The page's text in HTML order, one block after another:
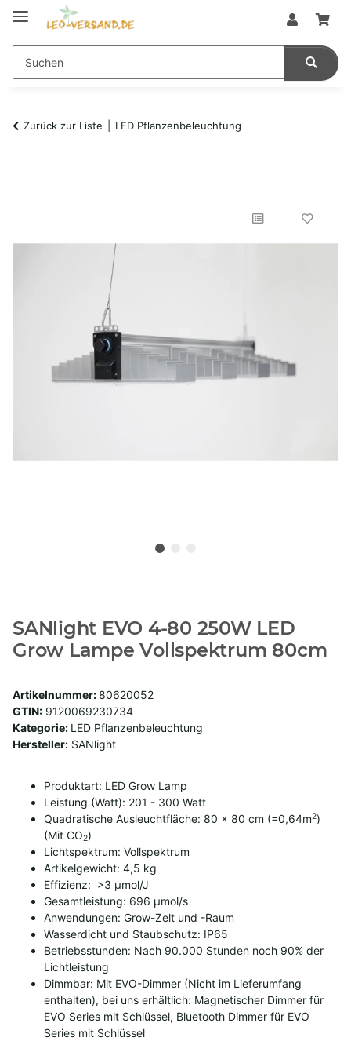
Zurück zur Liste LED Pflanzenbeleuchtung
SANlight EVO 4-80 250W LED
Grow Lampe Vollspektrum 80cm
Artikelnummer: 80620052
GTIN: 9120069230734
Kategorie: LED Pflanzenbeleuchtung
Hersteller: SANlight
Produktart: LED Grow Lamp
Leistung (Watt): 201 - 300 Watt
Quadratische Ausleuchtfläche: 80 x 80 cm (=0,64m2)
(Mit CO2)
Lichtspektrum: Vollspektrum
Artikelgewicht: 4,5 kg
Effizienz: >3 µmol/J
Gesamtleistung: 696 µmol/s
Anwendungen: Grow-Zelt und -Raum
Wasserdicht und Staubschutz: IP65
Betriebsstunden: Nach 90.000 Stunden noch 90% der
Lichtleistung
Dimmbar: Mit EVO-Dimmer (Nicht im Lieferumfang
enthalten), bei uns erhältlich: Magnetischer Dimmer für
EVO Series mit Schlüssel, Bluetooth Dimmer für EVO
Series mit Schlüssel